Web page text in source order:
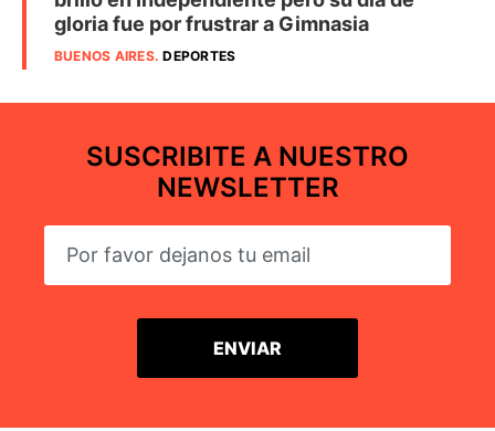
gloria fue por frustrar a Gimnasia
BUENOS AIRES.DEPORTES
SUSCRIBITE A NUESTRO
NEWSLETTER